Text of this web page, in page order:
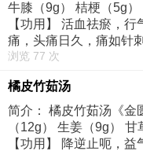
牛膝（9g） 桔梗（5g）
【功用】 活血祛瘀，
痛，头痛日久，痛如针
浏览 77 次
橘皮竹茹汤
简介： 橘皮竹茹汤《金
（12g） 生姜（9g）
【功用】 降逆止呃，